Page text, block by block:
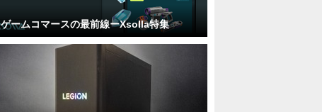
ゲームコマースの最前線ーXsolla特集